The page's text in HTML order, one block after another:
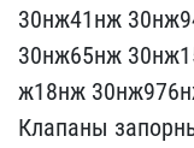
30нж4​1нж
30нж65нж
ж18нж
Клапаны